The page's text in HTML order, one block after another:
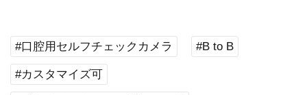
#口腔用セルフチェックカメラ #B to B
#カスタマイズ可